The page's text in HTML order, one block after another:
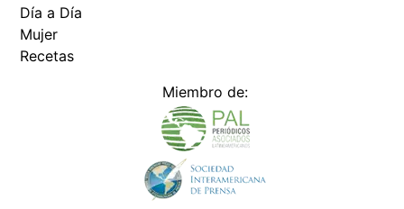
Día a Día
Mujer
Recetas
Miembro de: